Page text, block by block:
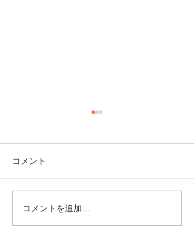
めっきり寒くなってきた、今
しょうか？ 日本の酒情報館
です。 さて、来週の１０月
コメント
コメントを追加…